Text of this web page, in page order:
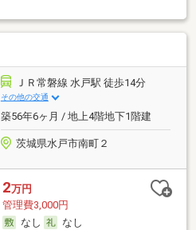
ＪＲ常磐線 水戸駅 徒歩14分
その他の交通
築56年6ヶ月 / 地上4階地下1階建
茨城県水戸市南町２
2万円
管理費3,000円
なし
なし